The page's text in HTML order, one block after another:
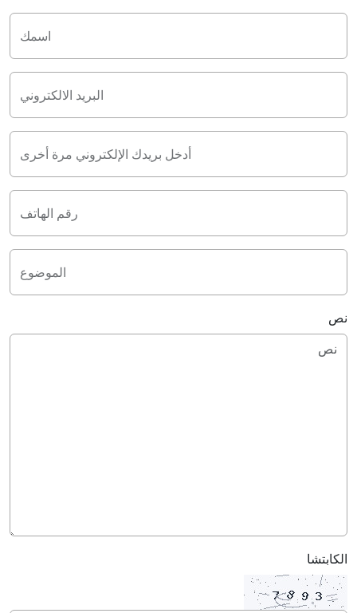
اسمك
البريد الالكتروني
أدخل بريدك الإلكتروني مرة أخرى
رقم الهاتف
الموضوع
نص
الكابتشا